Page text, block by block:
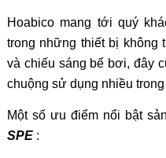
Hoabico mang tới quý
trong những thiết bị không
và chiếu sáng bể bơi, đây
chuộng sử dụng nhiều
Một số ưu điểm nổi bật
SPE :